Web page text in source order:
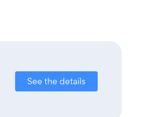
See the details